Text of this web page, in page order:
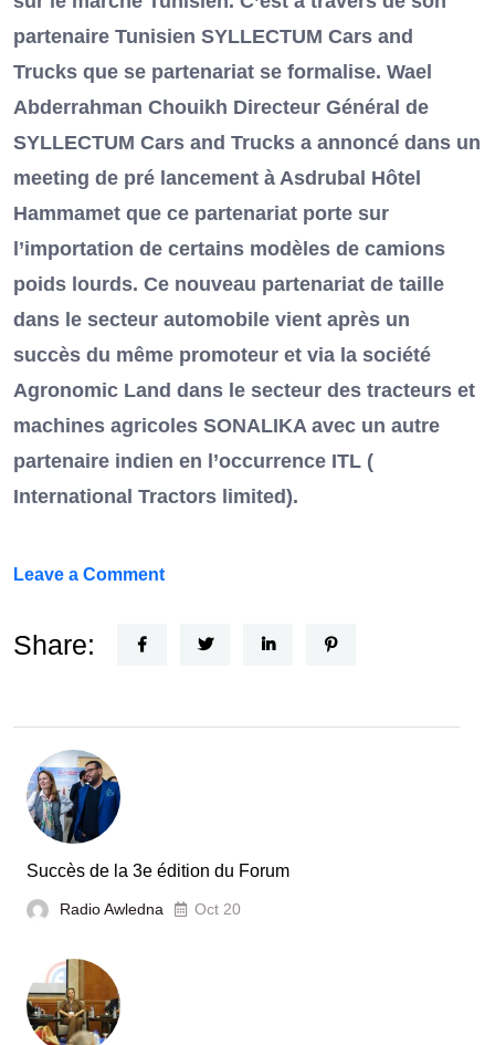
partenaire Tunisien SYLLECTUM Cars and
Trucks que se partenariat se formalise. Wael
Abderrahman Chouikh Directeur Général de
SYLLECTUM Cars and Trucks a annoncé dans un
meeting de pré lancement à Asdrubal Hôtel
Hammamet que ce partenariat porte sur
l’importation de certains modèles de camions
poids lourds. Ce nouveau partenariat de taille
dans le secteur automobile vient après un
succès du même promoteur et via la société
Agronomic Land dans le secteur des tracteurs et
machines agricoles SONALIKA avec un autre
partenaire indien en l’occurrence ITL (
International Tractors limited).
Leave a Commenton
Nouvel
le
Tunisie
Share:
Succès de la 3e édition du Forum
Radio Awledna Oct 20